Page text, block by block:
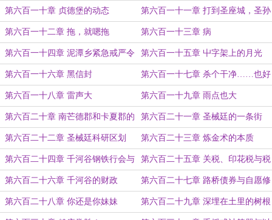
借我一辆手纺车！
第六百一十章 贞德堡的动态 第六百一十一章 打到圣座城，圣孙
当教皇
第六百一十二章 拖，就嗯拖 第六百一十三章 病
第六百一十四章 泥潭乡紧急戒严令 第六百一十五章 屮字架上的月光
第六百一十六章 黑信封 第六百一十七章 杀个干净……也好
（4k章节）
第六百一十八章 雷声大 第六百一十九章 雨点也大
第六百二十章 南芒德郡和卡夏郡的
改革
第六百二十一章 圣械廷的一条街
道，足以震撼整个千河谷
第六百二十二章 圣械廷科研区划 第六百二十三章 炼金术的本质
第六百二十四章 千河谷钢铁行会与
冷泉堡冶炼厂
第六百二十五章 关税、印花税与税
票
第六百二十六章 千河谷的财政 第六百二十七章 路桥债券与自愿修
路
第六百二十八章 你还是你妹妹 第六百二十九章 深埋在土里的树根